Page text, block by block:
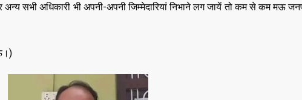
सभी अधिकारी भी अपनी-अपनी जिम्मेदारियां निभाने लग जायें तो कम से कम मऊ
DELHI,LATEST NEWS,